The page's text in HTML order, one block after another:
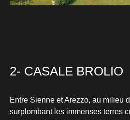
2- CASALE BROLIO
Entre Sienne et Arezzo, au milieu
surplombant les immenses terres